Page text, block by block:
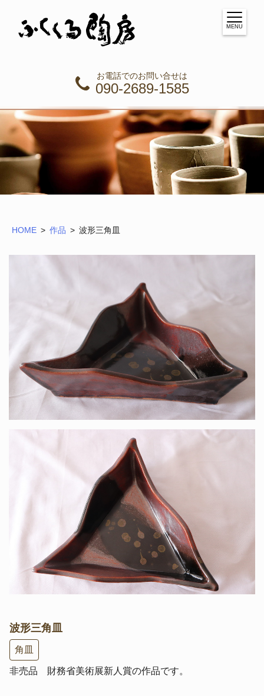
お電話でのお問い合せは
090-2689-1585
MENU
HOME 作品 波形三角皿
波形三角皿
角皿
非売品 財務省美術展新人賞の作品です。